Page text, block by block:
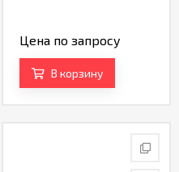
Цена по запросу
В корзину